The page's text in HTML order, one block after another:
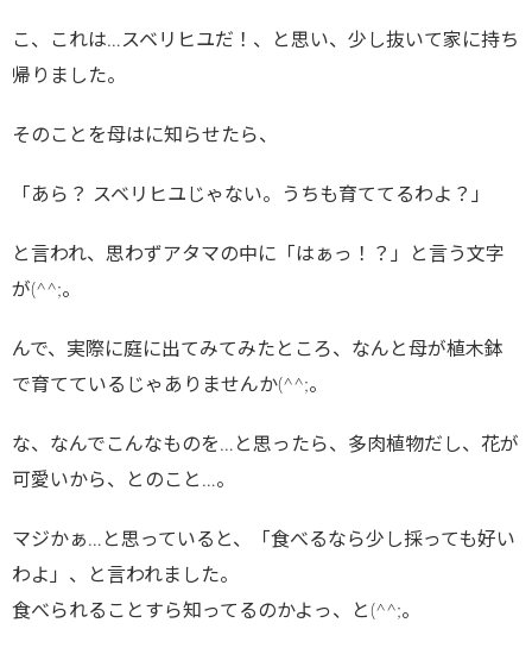
こ、これは…スベリヒユだ！、と思い、少し抜いて家に持ち
帰りました。
そのことを母はに知らせたら、
「あら？ スベリヒユじゃない。うちも育ててるわよ？」
と言われ、思わずアタマの中に「はぁっ！？」と言う文字
が(^^;。
んで、実際に庭に出てみてみたところ、なんと母が植木鉢
で育てているじゃありませんか(^^;。
な、なんでこんなものを…と思ったら、多肉植物だし、花が
可愛いから、とのこと…。
マジかぁ…と思っていると、「食べるなら少し採っても好い
わよ」、と言われました。
食べられることすら知ってるのかよっ、と(^^;。